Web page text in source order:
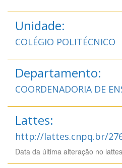
Unidade:
COLÉGIO POLITÉCNICO
Departamento:
COORDENADORIA DE
Lattes:
http://lattes.cnpq.br/
Data da última alteração no